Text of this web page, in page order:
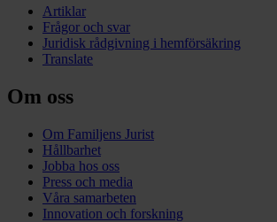
Artiklar
Frågor och svar
Juridisk rådgivning i hemförsäkring
Translate
Om oss
Om Familjens Jurist
Hållbarhet
Jobba hos oss
Press och media
Våra samarbeten
Innovation och forskning